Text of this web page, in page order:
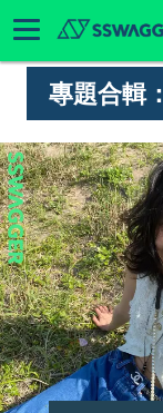
專題合輯：